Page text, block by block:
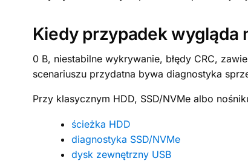
Kiedy przypadek wygląda
0 B, niestabilne wykrywanie, błędy CRC,
scenariuszu przydatna bywa diagnostyka
Przy klasycznym HDD, SSD/NVMe albo
ścieżka HDD
diagnostyka SSD/NVMe
dysk zewnętrzny USB